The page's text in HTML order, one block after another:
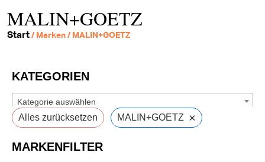
MALIN+GOETZ
Start/ Marken / MALIN+GOETZ
KATEGORIEN
Kategorie auswählen
Alles zurücksetzen MALIN+GOETZ ×
MARKENFILTER